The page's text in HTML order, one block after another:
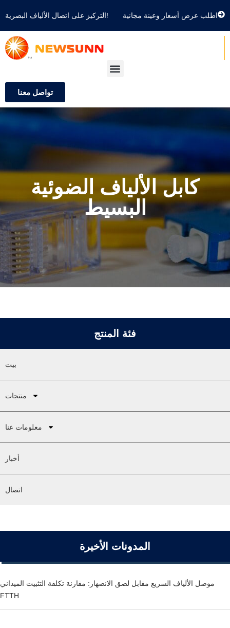
التركيز على اتصال الألياف البصرية! اطلب عرض أسعار وعينة مجانية
تواصل معنا
كابل الألياف الضوئية
البسيط
فئة المنتج
بيت
منتجات
معلومات عنا
أخبار
اتصال
المدونات الأخيرة
موصل الألياف السريع مقابل لصق الانصهار: مقارنة تكلفة التثبيت الميداني
FTTH